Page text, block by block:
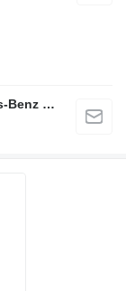
Stefan Ebert GmbH - Autorisierter Mercedes-Benz Servicepartner